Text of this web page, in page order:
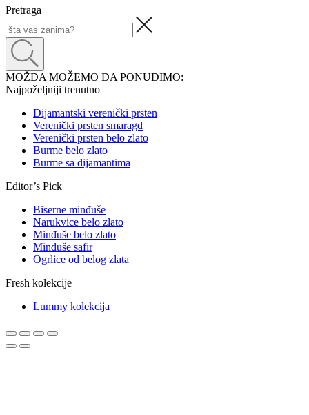
Pretraga
MOŽDA MOŽEMO DA PONUDIMO:
Najpoželjniji trenutno
Dijamantski verenički prsten
Verenički prsten smaragd
Verenički prsten belo zlato
Burme belo zlato
Burme sa dijamantima
Editor’s Pick
Biserne minđuše
Narukvice belo zlato
Minđuše belo zlato
Minđuše safir
Ogrlice od belog zlata
Fresh kolekcije
Lummy kolekcija